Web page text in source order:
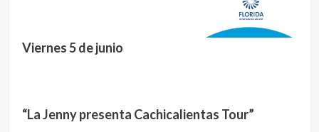
Viernes 5 de junio
“La Jenny presenta Cachicalientas Tour”